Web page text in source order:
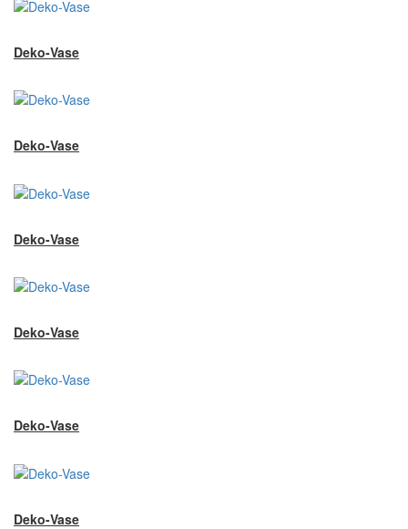
Deko-Vase
Deko-Vase
Deko-Vase
Deko-Vase
Deko-Vase
Deko-Vase